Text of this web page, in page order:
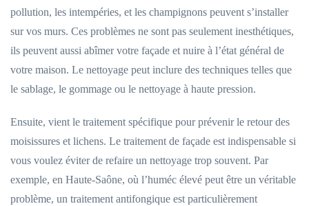
pollution, les intempéries, et les champignons peuvent s’installer
sur vos murs. Ces problèmes ne sont pas seulement inesthétiques,
ils peuvent aussi abîmer votre façade et nuire à l’état général de
votre maison. Le nettoyage peut inclure des techniques telles que
le sablage, le gommage ou le nettoyage à haute pression.
Ensuite, vient le traitement spécifique pour prévenir le retour des
moisissures et lichens. Le traitement de façade est indispensable si
vous voulez éviter de refaire un nettoyage trop souvent. Par
exemple, en Haute-Saône, où l’huméc élevé peut être un véritable
problème, un traitement antifongique est particulièrement